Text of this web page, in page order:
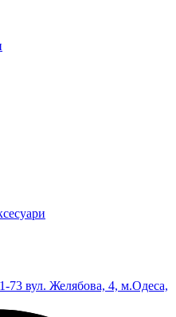
73 вул. Желябова, 4, м.Одеса,